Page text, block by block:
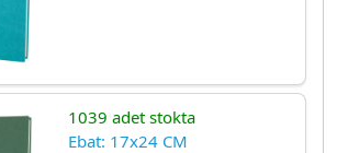
1039 adet stokta
Ebat: 17x24 CM